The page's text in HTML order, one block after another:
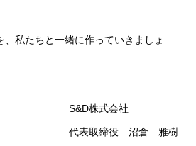
私たちと一緒に作っていきましょ
S&D株式会社
代表取締役 沼倉 雅樹